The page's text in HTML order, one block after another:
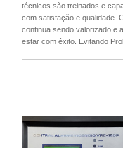
técnicos são treinados e
com satisfação e qualidade.
continua sendo valorizado e
estar com êxito. Evitando